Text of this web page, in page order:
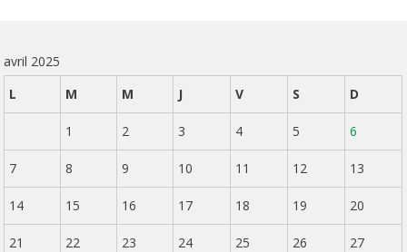
avril 2025
L
M M J V S D
1 2 3 4 5 6
7 8 9 10 11 12 13
14 15 16 17 18 19 20
21 22 23 24 25 26 27